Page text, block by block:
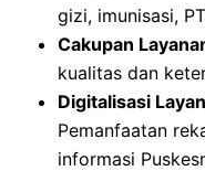
gizi, imunisasi,
Cakupan
kualitas dan
Digitalisasi
Pemanfaatan
informasi